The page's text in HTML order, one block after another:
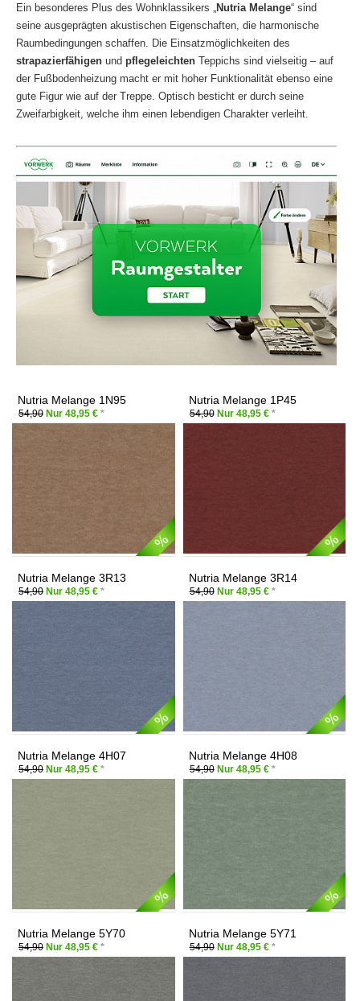
Ein besonderes Plus des Wohnklassikers „ Nutria Melange“ sind
seine ausgeprägten akustischen Eigenschaften, die harmonische
Raumbedingungen schaffen. Die Einsatzmöglichkeiten des
strapazierfähigen und pflegeleichten Teppichs sind vielseitig – auf
der Fußbodenheizung macht er mit hoher Funktionalität ebenso eine
gute Figur wie auf der Treppe. Optisch besticht er durch seine
Zweifarbigkeit, welche ihm einen lebendigen Charakter verleiht.
Nutria Melange 1N95
54,90 Nur 48,95 € *
Nutria Melange 1P45
54,90Nur 48,95 € *
Nutria Melange 3R13
54,90 Nur 48,95 € *
Nutria Melange 3R14
54,90Nur 48,95 € *
Nutria Melange 4H07
54,90 Nur 48,95 € *
Nutria Melange 4H08
54,90Nur 48,95 € *
Nutria Melange 5Y70
54,90 Nur 48,95 € *
Nutria Melange 5Y71
54,90Nur 48,95 € *